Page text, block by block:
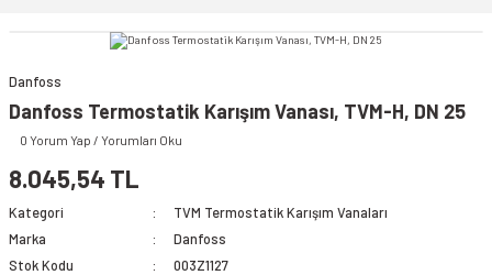
Danfoss
Danfoss Termostatik Karışım Vanası, TVM-H, DN 25
0 Yorum Yap / Yorumları Oku
8.045,54 TL
Kategori
TVM Termostatik Karışım Vanaları
Marka
Danfoss
Stok Kodu
003Z1127